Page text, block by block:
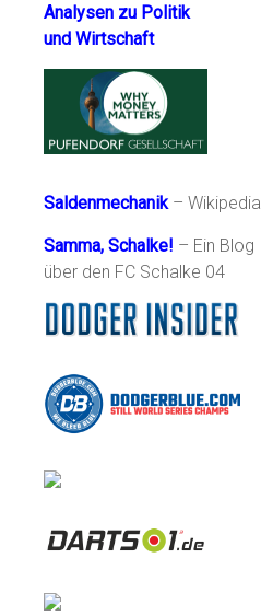
Analysen zu Politik
und Wirtschaft
Saldenmechanik– Wikipedia
Samma, Schalke! – Ein Blog
über den FC Schalke 04